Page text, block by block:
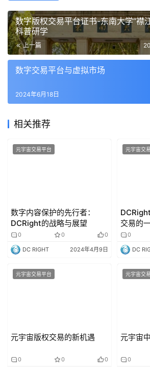
数字版权交易平台证书-东南大学“襟
科普研学
上一篇
数字交易平台与虚拟市场
2024年6月18日
相关推荐
元宇宙交易平台
数字内容保护的先行者：
DCRight的战略与展望
0 0 0
DC RIGHT 2024年4月9日
元宇宙交
交易的
0
DC
元宇宙交易平台
元宇宙版权交易的新机遇
0 0 0
元宇宙交
元宇宙
0